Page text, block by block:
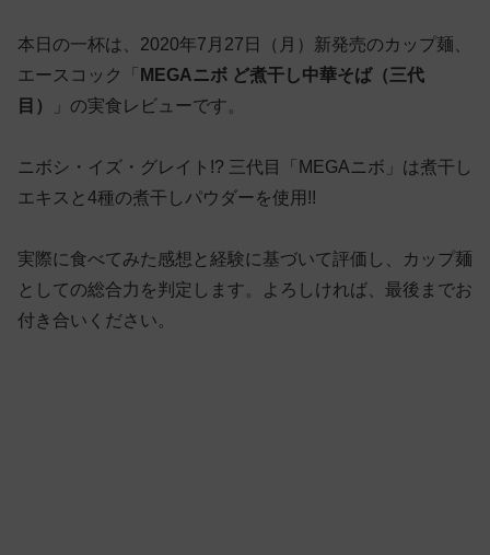
本日の一杯は、2020年7月27日（月）新発売のカップ麺、
エースコック「 MEGAニボ ど煮干し中華そば（三代
目）
」の実食レビューです。
ニボシ・イズ・グレイト!? 三代目「MEGAニボ」は煮干し
エキスと4種の煮干しパウダーを使用!!
実際に食べてみた感想と経験に基づいて評価し、カップ麺
としての総合力を判定します。よろしければ、最後までお
付き合いください。